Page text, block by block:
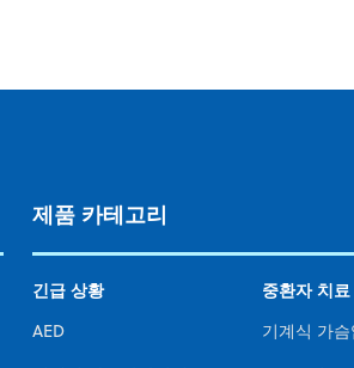
제품 카테고리
긴급 상황
AED
중환자 치료
기계식 가